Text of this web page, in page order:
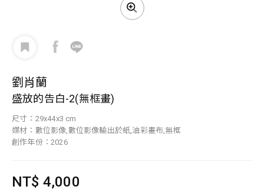
劉肖蘭
盛放的告白-2(無框畫)
尺寸：29x44x3 cm
媒材：數位影像,數位影像輸出於紙,油彩畫布,無框
創作年份：2026
NT$ 4,000